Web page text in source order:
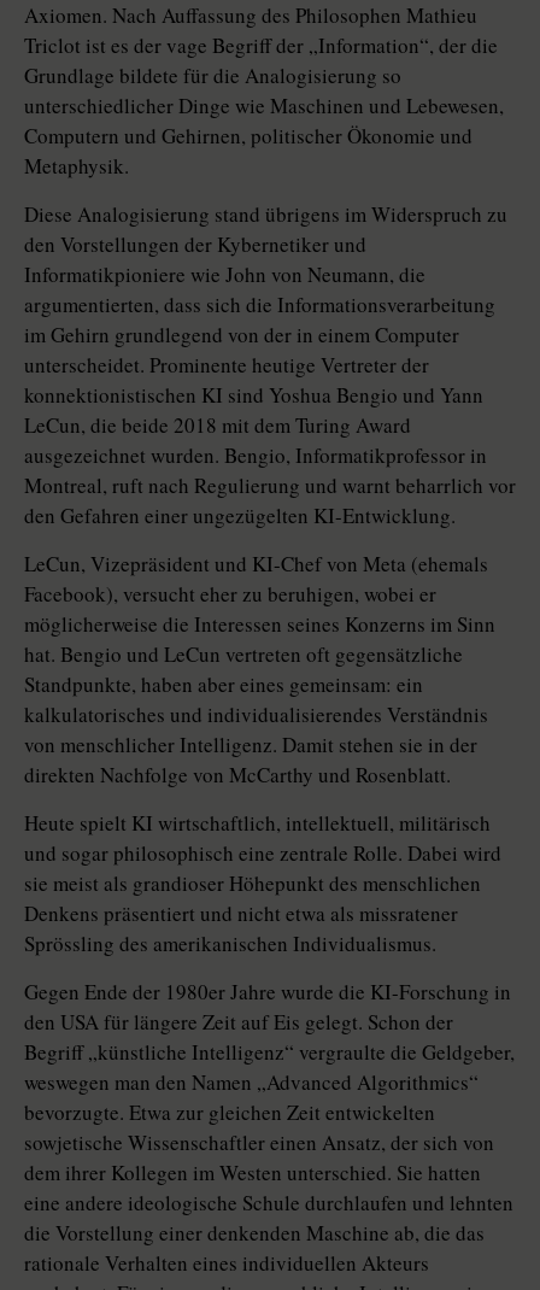
Axiomen. Nach Auffassung des Philosophen Mathieu
Triclot ist es der vage Begriff der „Information“, der die
Grundlage bildete für die Analogisierung so
unterschiedlicher Dinge wie Maschinen und Lebewesen,
Computern und Gehirnen, politischer Ökonomie und
Metaphysik.
Diese Analogisierung stand übrigens im Widerspruch zu
den Vorstellungen der Kybernetiker und
Informatikpioniere wie John von Neumann, die
argumentierten, dass sich die Informationsverarbeitung
im Gehirn grundlegend von der in einem Computer
unterscheidet. Prominente heutige Vertreter der
konnektionistischen KI sind Yoshua Bengio und Yann
LeCun, die beide 2018 mit dem Turing Award
ausgezeichnet wurden. Bengio, Informatikprofessor in
Montreal, ruft nach Regulierung und warnt beharrlich vor
den Gefahren einer ungezügelten KI-Entwicklung.
LeCun, Vizepräsident und KI-Chef von Meta (ehemals
Facebook), versucht eher zu beruhigen, wobei er
möglicherweise die Interessen seines Konzerns im Sinn
hat. Bengio und LeCun vertreten oft gegensätzliche
Standpunkte, haben aber eines gemeinsam: ein
kalkulatorisches und individualisierendes Verständnis
von menschlicher Intelligenz. Damit stehen sie in der
direkten Nachfolge von McCarthy und Rosenblatt.
Heute spielt KI wirtschaftlich, intellektuell, militärisch
und sogar philosophisch eine zentrale Rolle. Dabei wird
sie meist als grandioser Höhepunkt des menschlichen
Denkens präsentiert und nicht etwa als missratener
Sprössling des amerikanischen Individualismus.
Gegen Ende der 1980er Jahre wurde die KI-Forschung in
den USA für längere Zeit auf Eis gelegt. Schon der
Begriff „künstliche Intelligenz“ vergraulte die Geldgeber,
weswegen man den Namen „Advanced Algorithmics“
bevorzugte. Etwa zur gleichen Zeit entwickelten
sowjetische Wissenschaftler einen Ansatz, der sich von
dem ihrer Kollegen im Westen unterschied. Sie hatten
eine andere ideologische Schule durchlaufen und lehnten
die Vorstellung einer denkenden Maschine ab, die das
rationale Verhalten eines individuellen Akteurs